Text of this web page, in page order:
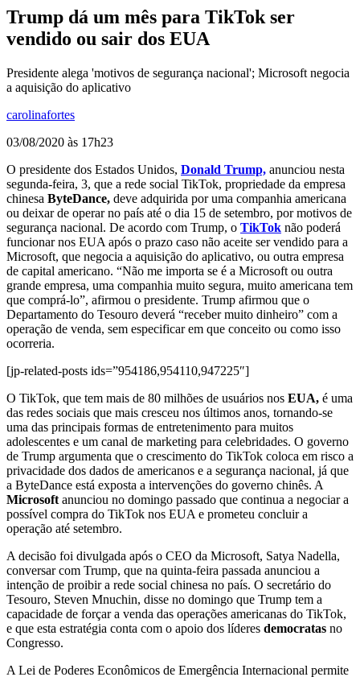
Trump dá um mês para TikTok ser
vendido ou sair dos EUA
Presidente alega 'motivos de segurança nacional'; Microsoft negocia
a aquisição do aplicativo
carolinafortes
03/08/2020 às 17h23
O presidente dos Estados Unidos, Donald Trump, anunciou nesta
segunda-feira, 3, que a rede social TikTok, propriedade da empresa
chinesa ByteDance, deve adquirida por uma companhia americana
ou deixar de operar no país até o dia 15 de setembro, por motivos de
segurança nacional. De acordo com Trump, o TikTok não poderá
funcionar nos EUA após o prazo caso não aceite ser vendido para a
Microsoft, que negocia a aquisição do aplicativo, ou outra empresa
de capital americano. “Não me importa se é a Microsoft ou outra
grande empresa, uma companhia muito segura, muito americana tem
que comprá-lo”, afirmou o presidente. Trump afirmou que o
Departamento do Tesouro deverá “receber muito dinheiro” com a
operação de venda, sem especificar em que conceito ou como isso
ocorreria.
[jp-related-posts ids=”954186,954110,947225″]
O TikTok, que tem mais de 80 milhões de usuários nos EUA, é uma
das redes sociais que mais cresceu nos últimos anos, tornando-se
uma das principais formas de entretenimento para muitos
adolescentes e um canal de marketing para celebridades. O governo
de Trump argumenta que o crescimento do TikTok coloca em risco a
privacidade dos dados de americanos e a segurança nacional, já que
a ByteDance está exposta a intervenções do governo chinês. A
Microsoft anunciou no domingo passado que continua a negociar a
possível compra do TikTok nos EUA e prometeu concluir a
operação até setembro.
A decisão foi divulgada após o CEO da Microsoft, Satya Nadella,
conversar com Trump, que na quinta-feira passada anunciou a
intenção de proibir a rede social chinesa no país. O secretário do
Tesouro, Steven Mnuchin, disse no domingo que Trump tem a
capacidade de forçar a venda das operações americanas do TikTok,
e que esta estratégia conta com o apoio dos líderes democratas no
Congresso.
A Lei de Poderes Econômicos de Emergência Internacional permite